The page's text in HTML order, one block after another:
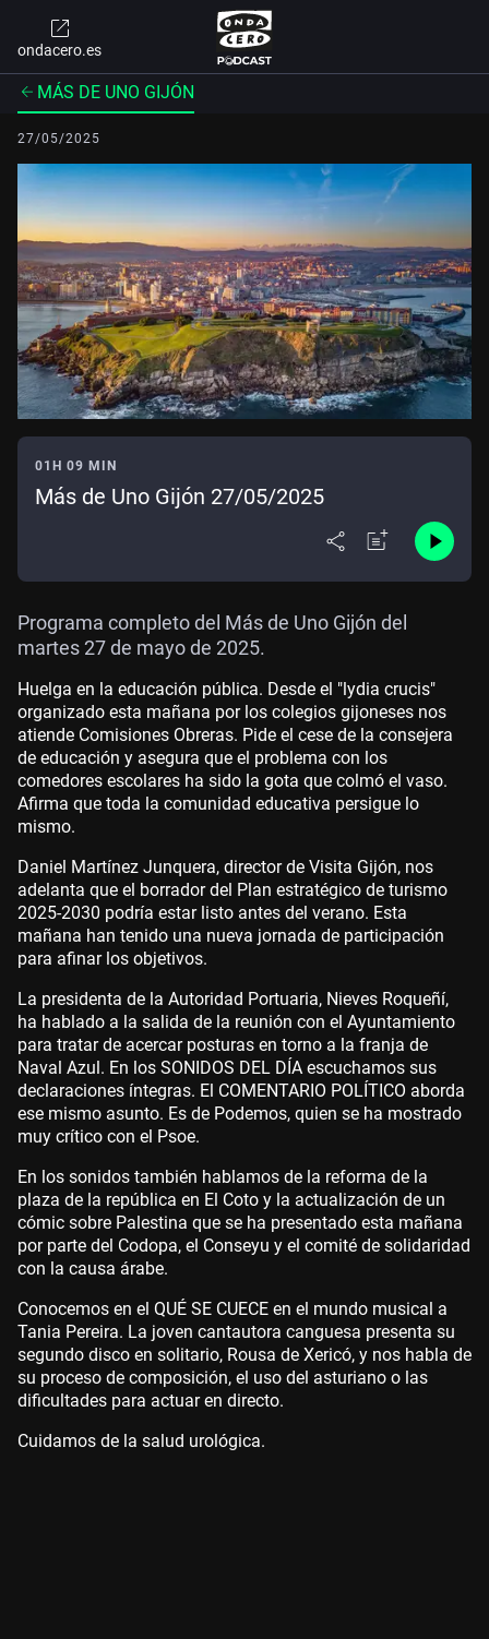
ondacero.es
MÁS DE UNO GIJÓN
27/05/2025
01H 09 MIN
Más de Uno Gijón 27/05/2025
Programa completo del Más de Uno Gijón del
martes 27 de mayo de 2025.
Huelga en la educación pública. Desde el "lydia crucis"
organizado esta mañana por los colegios gijoneses nos
atiende Comisiones Obreras. Pide el cese de la consejera
de educación y asegura que el problema con los
comedores escolares ha sido la gota que colmó el vaso.
Afirma que toda la comunidad educativa persigue lo
mismo.
Daniel Martínez Junquera, director de Visita Gijón, nos
adelanta que el borrador del Plan estratégico de turismo
2025-2030 podría estar listo antes del verano. Esta
mañana han tenido una nueva jornada de participación
para afinar los objetivos.
La presidenta de la Autoridad Portuaria, Nieves Roqueñí,
ha hablado a la salida de la reunión con el Ayuntamiento
para tratar de acercar posturas en torno a la franja de
Naval Azul. En los SONIDOS DEL DÍA escuchamos sus
declaraciones íntegras. El COMENTARIO POLÍTICO aborda
ese mismo asunto. Es de Podemos, quien se ha mostrado
muy crítico con el Psoe.
En los sonidos también hablamos de la reforma de la
plaza de la república en El Coto y la actualización de un
cómic sobre Palestina que se ha presentado esta mañana
por parte del Codopa, el Conseyu y el comité de solidaridad
con la causa árabe.
Conocemos en el QUÉ SE CUECE en el mundo musical a
Tania Pereira. La joven cantautora canguesa presenta su
segundo disco en solitario, Rousa de Xericó, y nos habla de
su proceso de composición, el uso del asturiano o las
dificultades para actuar en directo.
Cuidamos de la salud urológica.